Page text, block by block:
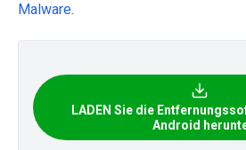
Malware.
LADEN Sie die
Android